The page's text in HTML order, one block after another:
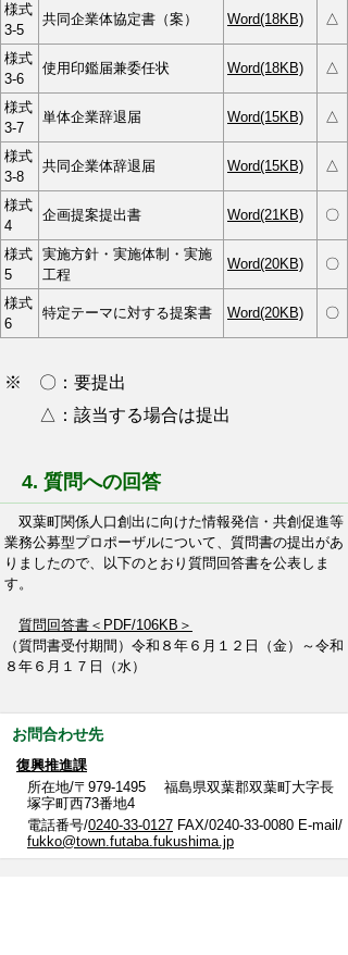
様式
3-5
共同企業体協定書（案） Word(18KB) △
様式
3-6
使用印鑑届兼委任状 Word(18KB) △
様式
3-7
単体企業辞退届 Word(15KB) △
様式
3-8
共同企業体辞退届 Word(15KB) △
様式
4
企画提案提出書 Word(21KB) 〇
様式
5
実施方針・実施体制・実施
工程
Word(20KB) 〇
様式
6
特定テーマに対する提案書 Word(20KB) 〇
※ 〇：要提出
△：該当する場合は提出
4. 質問への回答
双葉町関係人口創出に向けた情報発信・共創促進等
業務公募型プロポーザルについて、質問書の提出があ
りましたので、以下のとおり質問回答書を公表しま
す。
質問回答書＜PDF/106KB＞
（質問書受付期間）令和８年６月１２日（金）～令和
８年６月１７日（水）
お問合わせ先
復興推進課
所在地/〒979-1495 福島県双葉郡双葉町大字長
塚字町西73番地4
電話番号/0240-33-0127 FAX/0240-33-0080 E-mail/
fukko@town.futaba.fukushima.jp